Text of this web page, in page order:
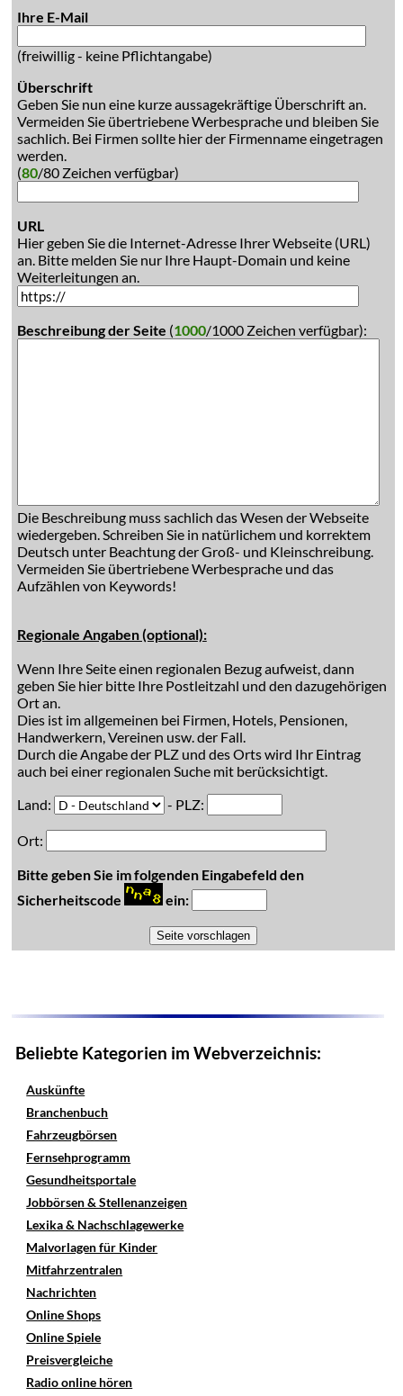
Ihre E-Mail
(freiwillig - keine Pflichtangabe)
Überschrift
Geben Sie nun eine kurze aussagekräftige Überschrift an.
Vermeiden Sie übertriebene Werbesprache und bleiben Sie
sachlich. Bei Firmen sollte hier der Firmenname eingetragen
werden.
(80/80 Zeichen verfügbar)
URL
Hier geben Sie die Internet-Adresse Ihrer Webseite (URL)
an. Bitte melden Sie nur Ihre Haupt-Domain und keine
Weiterleitungen an.
Beschreibung der Seite (1000/1000 Zeichen verfügbar):
Die Beschreibung muss sachlich das Wesen der Webseite
wiedergeben. Schreiben Sie in natürlichem und korrektem
Deutsch unter Beachtung der Groß- und Kleinschreibung.
Vermeiden Sie übertriebene Werbesprache und das
Aufzählen von Keywords!
Regionale Angaben (optional):
Wenn Ihre Seite einen regionalen Bezug aufweist, dann
geben Sie hier bitte Ihre Postleitzahl und den dazugehörigen
Ort an.
Dies ist im allgemeinen bei Firmen, Hotels, Pensionen,
Handwerkern, Vereinen usw. der Fall.
Durch die Angabe der PLZ und des Orts wird Ihr Eintrag
auch bei einer regionalen Suche mit berücksichtigt.
Land:
- PLZ:
Ort:
Bitte geben Sie im folgenden Eingabefeld den
Sicherheitscode
ein:
Beliebte Kategorien im Webverzeichnis:
Auskünfte
Branchenbuch
Fahrzeugbörsen
Fernsehprogramm
Gesundheitsportale
Jobbörsen & Stellenanzeigen
Lexika & Nachschlagewerke
Malvorlagen für Kinder
Mitfahrzentralen
Nachrichten
Online Shops
Online Spiele
Preisvergleiche
Radio online hören